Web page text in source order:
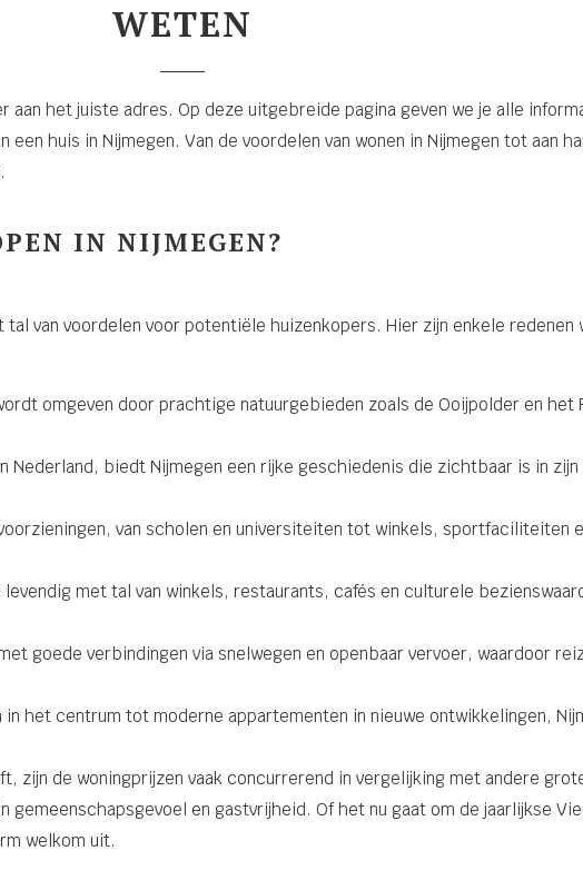
WETEN
aan het juiste adres. Op deze uitgebreide pagina geven we je alle
huis in Nijmegen. Van de voordelen van wonen in Nijmegen tot aan
IN NIJMEGEN?
van voordelen voor potentiële huizenkopers. Hier zijn enkele redenen
omgeven door prachtige natuurgebieden zoals de Ooijpolder en het
Nederland, biedt Nijmegen een rijke geschiedenis die zichtbaar is in
van scholen en universiteiten tot winkels, sportfaciliteiten
met tal van winkels, restaurants, cafés en culturele
goede verbindingen via snelwegen en openbaar vervoer, waardoor
in het centrum tot moderne appartementen in nieuwe ontwikkelingen,
zijn de woningprijzen vaak concurrerend in vergelijking met andere
gemeenschapsgevoel en gastvrijheid. Of het nu gaat om de jaarlijkse
welkom uit.